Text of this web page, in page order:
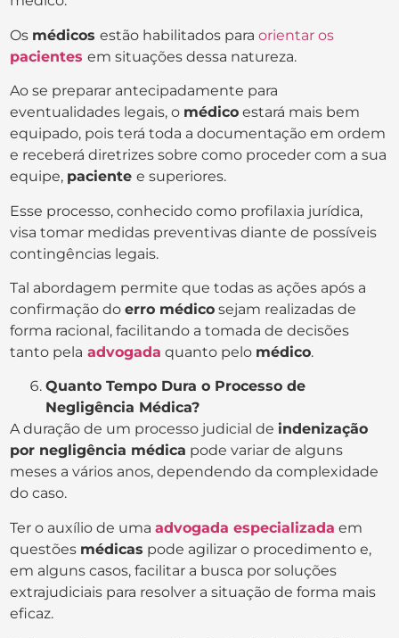
Os médicosestão habilitados para orientar os
pacientes em situações dessa natureza.
Ao se preparar antecipadamente para
eventualidades legais, o médico estará mais bem
equipado, pois terá toda a documentação em ordem
e receberá diretrizes sobre como proceder com a sua
equipe, pacientee superiores.
Esse processo, conhecido como profilaxia jurídica,
visa tomar medidas preventivas diante de possíveis
contingências legais.
Tal abordagem permite que todas as ações após a
confirmação doerro médico sejam realizadas de
forma racional, facilitando a tomada de decisões
tanto pela advogada quanto pelo médico.
Quanto Tempo Dura o Processo de
Negligência Médica?
A duração de um processo judicial de indenização
por negligência médica pode variar de alguns
meses a vários anos, dependendo da complexidade
do caso.
Ter o auxílio de umaadvogada especializada em
questões médicas pode agilizar o procedimento e,
em alguns casos, facilitar a busca por soluções
extrajudiciais para resolver a situação de forma mais
eficaz.